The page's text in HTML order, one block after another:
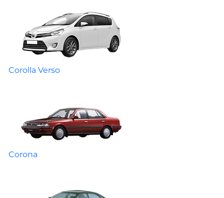
Corolla Verso
Corona